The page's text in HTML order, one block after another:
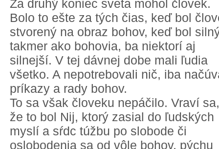
Za druhý koniec sveta mohol človek.
Bolo to ešte za tých čias, keď bol
stvorený na obraz bohov, keď bol
takmer ako bohovia, ba niektorí aj
silnejší. V tej dávnej dobe mali ľudia
všetko. A nepotrebovali nič, iba
príkazy a rady bohov.
To sa však človeku nepáčilo. Vraví sa,
že to bol Nij, ktorý zasial do ľudských
myslí a sŕdc túžbu po slobode či
oslobodenia sa od vôle bohov, pýchu